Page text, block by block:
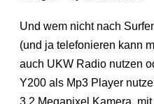
Und wem nicht nach
(und ja telefonieren kann
auch UKW Radio nutzen
Y200 als Mp3 Player
3.2 Megapixel Kamera,